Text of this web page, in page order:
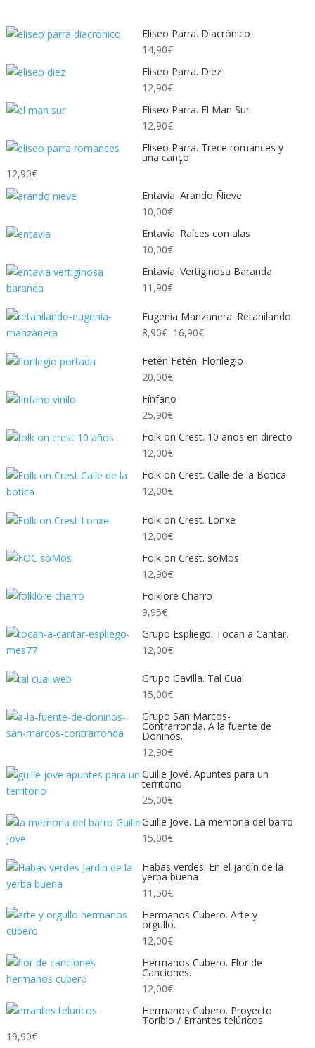
Eliseo Parra. Diacrónico
14,90€
Eliseo Parra. Diez
12,90€
Eliseo Parra. El Man Sur
12,90€
Eliseo Parra. Trece romances y
una canço
12,90€
Entavía. Arando Ñieve
10,00€
Entavía. Raíces con alas
10,00€
Entavía. Vertiginosa Baranda
11,90€
Eugenia Manzanera. Retahilando.
8,90€–16,90€
Fetén Fetén. Florilegio
20,00€
Fínfano
25,90€
Folk on Crest. 10 años en directo
12,00€
Folk on Crest. Calle de la Botica
12,00€
Folk on Crest. Lonxe
12,00€
Folk on Crest. soMos
12,90€
Folklore Charro
9,95€
Grupo Espliego. Tocan a Cantar.
12,00€
Grupo Gavilla. Tal Cual
15,00€
Grupo San Marcos-
Contrarronda. A la fuente de
Doñinos.
12,90€
Guille Jové. Apuntes para un
territorio
25,00€
Guille Jove. La memoria del barro
15,00€
Habas verdes. En el jardín de la
yerba buena
11,50€
Hermanos Cubero. Arte y
orgullo.
12,00€
Hermanos Cubero. Flor de
Canciones.
12,00€
Hermanos Cubero. Proyecto
Toribio / Errantes telúricos
19,90€